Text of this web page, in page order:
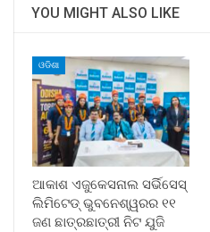
YOU MIGHT ALSO LIKE
ଓଡିଶା
ଆକାଶ ଏଜୁକେସନାଲ ସର୍ଭିସେସ୍
ଲିମିଟେଡ୍ ଭୁବନେଶ୍ୱରର ୧୧
ଜଣ ଛାତ୍ରଛାତ୍ରୀ ନିଟ ଯୁଜି